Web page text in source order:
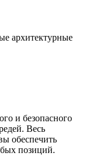
архитектурные
и безопасного
Весь
обеспечить
позиций.